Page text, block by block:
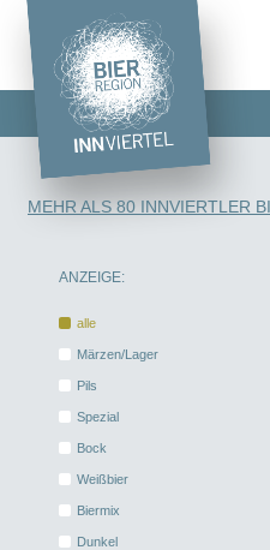
MEHR ALS 80 INNVIERTLER
ANZEIGE:
alle
Märzen/Lager
Pils
Spezial
Bock
Weißbier
Biermix
Dunkel